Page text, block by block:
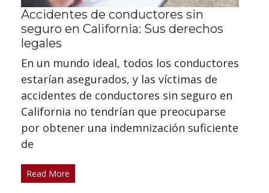
Accidentes de conductores sin
seguro en California: Sus derechos
legales
En un mundo ideal, todos los conductores
estarían asegurados, y las víctimas de
accidentes de conductores sin seguro en
California no tendrían que preocuparse
por obtener una indemnización suficiente
de
Read More